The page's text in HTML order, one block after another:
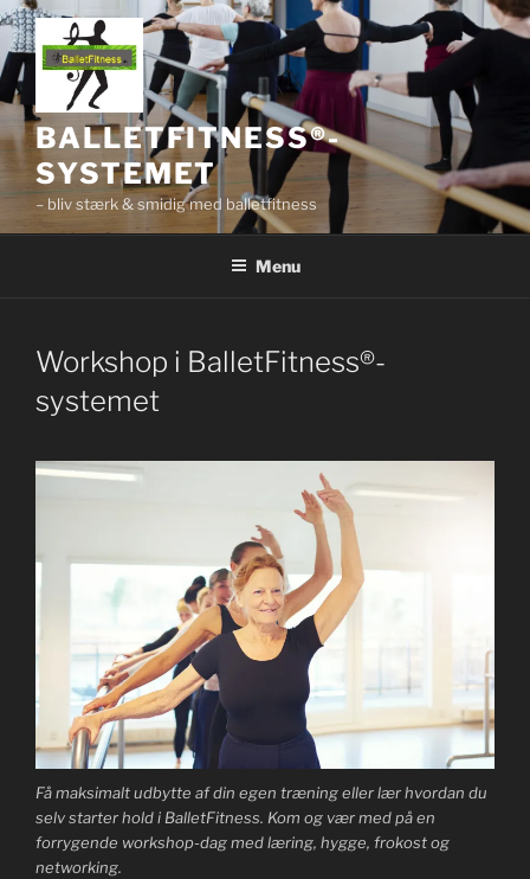
Videre
til
indhold
BALLETFITNESS®-
SYSTEMET
– bliv stærk & smidig med balletfitness
Menu
Workshop i BalletFitness®-
systemet
Få maksimalt udbytte af din egen træning eller lær hvordan du
selv starter hold i BalletFitness. Kom og vær med på en
forrygende workshop-dag med læring, hygge, frokost og
networking.